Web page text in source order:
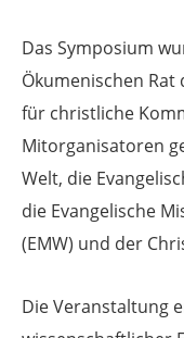
Das Symposium
Ökumenischen
für christliche
Mitorganisatoren
Welt, die
die Evangelische
(EMW) und der
Die Veranstaltung